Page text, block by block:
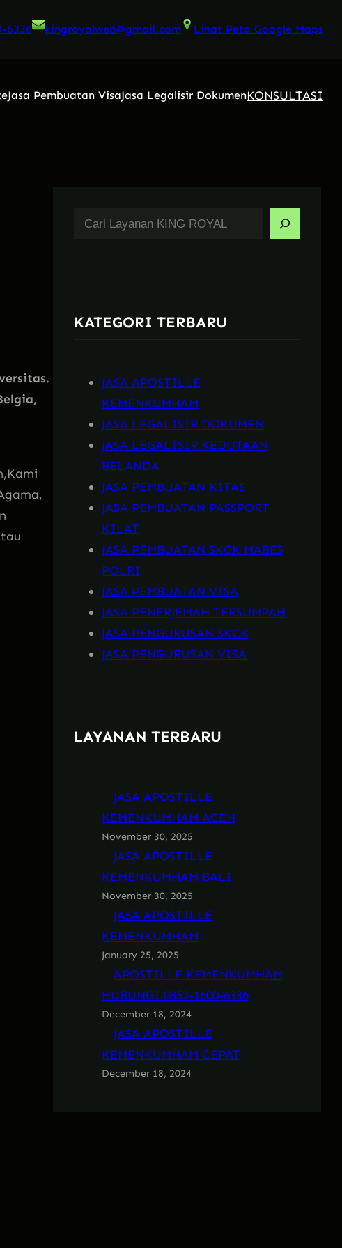
6336 kingroyalweb@gmail.com Lihat Peta Google Maps
Jasa Pembuatan VisaJasa Legalisir DokumenKONSULTASI
h
KATEGORI TERBARU
JASA APOSTILLE
KEMENKUMHAM
JASA LEGALISIR DOKUMEN
JASA LEGALISIR KEDUTAAN
BELANDA
JASA PEMBUATAN KITAS
JASA PEMBUATAN PASSPORT
KILAT
JASA PEMBUATAN SKCK MABES
POLRI
JASA PEMBUATAN VISA
JASA PENERJEMAH TERSUMPAH
JASA PENGURUSAN SKCK
JASA PENGURUSAN VISA
LAYANAN TERBARU
JASA APOSTILLE
KEMENKUMHAM ACEH
November 30, 2025
JASA APOSTILLE
KEMENKUMHAM BALI
November 30, 2025
JASA APOSTILLE
KEMENKUMHAM
January 25, 2025
APOSTILLE KEMENKUMHAM
HUBUNGI 0852-1600-6336
December 18, 2024
JASA APOSTILLE
KEMENKUMHAM CEPAT
December 18, 2024